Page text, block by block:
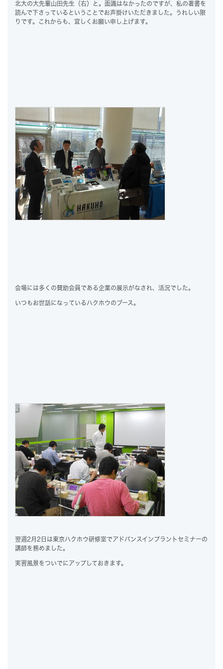
北大の大先輩山田先生（右）と。面識はなかったのですが、私の著書を
読んで下さっているということでお声掛けいただきました。うれしい限
りです。これからも、宜しくお願い申し上げます。
会場には多くの賛助会員である企業の展示がなされ、活況でした。
いつもお世話になっているハクホウのブース。
翌週2月2日は東京ハクホウ研修室でアドバンスインプラントセミナーの
講師を務めました。
実習風景をついでにアップしておきます。